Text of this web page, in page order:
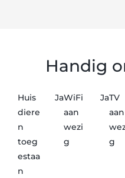
Handig
Huis
diere
n
toeg
estaa
n
JaWiFi
aan
wezi
g
JaTV
aan
g